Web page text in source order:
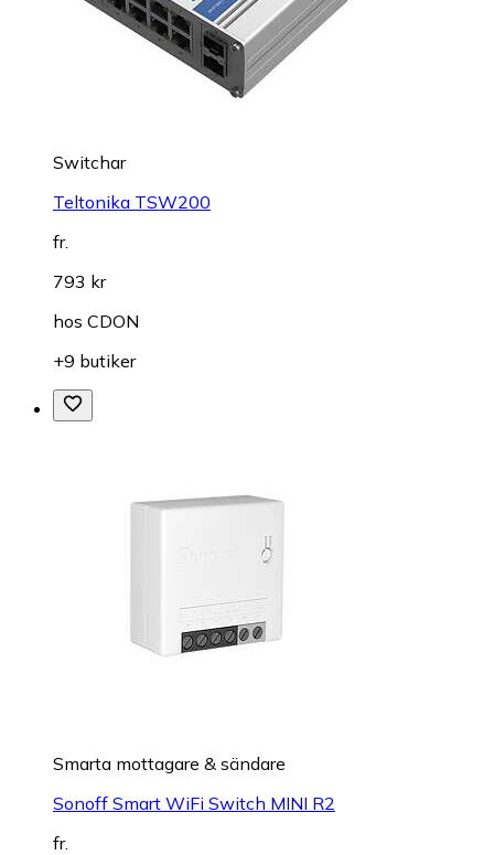
Switchar
Teltonika TSW200
fr.
793 kr
hos CDON
+9 butiker
Smarta mottagare & sändare
Sonoff Smart WiFi Switch MINI R2
fr.